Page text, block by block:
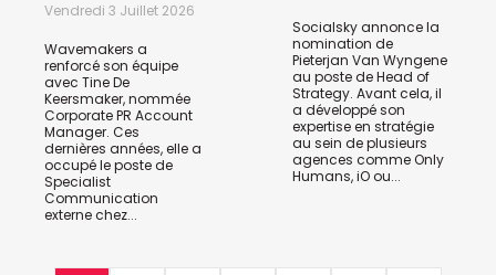
Vendredi 3 Juillet 2026
Wavemakers a
renforcé son équipe
avec Tine De
Keersmaker, nommée
Corporate PR Account
Manager. Ces
dernières années, elle a
occupé le poste de
Specialist
Communication
externe chez...
Socialsky annonce la
nomination de
Pieterjan Van Wyngene
au poste de Head of
Strategy. Avant cela, il
a développé son
expertise en stratégie
au sein de plusieurs
agences comme Only
Humans, iO ou...